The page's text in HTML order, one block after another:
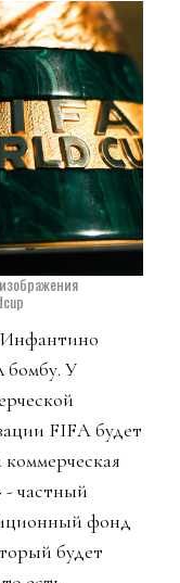
бомбу. У
FIFA будет
коммерческая
- частный
фонд
будет